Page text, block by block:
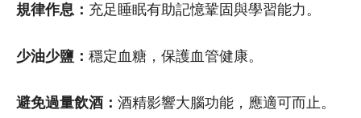
規律作息： 充足睡眠有助記憶鞏固與學習能力。
少油少鹽： 穩定血糖，保護血管健康。
避免過量飲酒： 酒精影響大腦功能，應適可而止。